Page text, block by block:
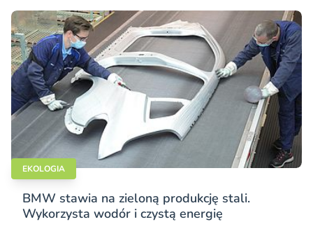
EKOLOGIA
BMW stawia na zieloną produkcję stali.
Wykorzysta wodór i czystą energię